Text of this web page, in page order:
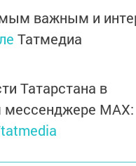
важным и
Татмедиа
Татарстана в
мессенджере MАХ: